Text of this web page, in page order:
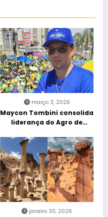
março 3, 2026
Maycon Tombini consolida
liderança do Agro de
“Acorda Brasil” em Goiânia
janeiro 30, 2026